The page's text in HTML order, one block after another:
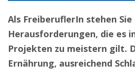
Als FreiberuflerIn stehen
Herausforderungen, die es
Projekten zu meistern gilt.
Ernährung, ausreichend